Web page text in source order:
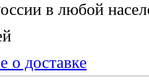
в любой
о доставке